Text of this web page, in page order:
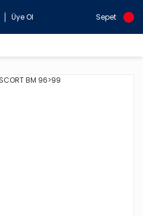
Üye Ol Sepet